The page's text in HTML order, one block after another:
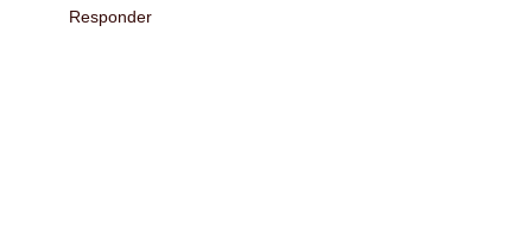
Responder